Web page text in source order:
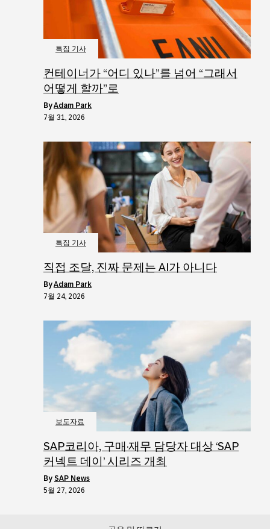
특집 기사
컨테이너가 “어디 있나”를 넘어 “그래서
어떻게 할까”로
byAdam Park
7월 31, 2026
특집 기사
직접 조달, 진짜 문제는 AI가 아니다
byAdam Park
7월 24, 2026
보도자료
SAP코리아, 구매·재무 담당자 대상 ‘SAP
커넥트 데이’ 시리즈 개최
by SAP News
5월 27, 2026